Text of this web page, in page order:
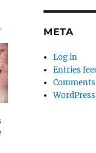
META
Log in
Entries